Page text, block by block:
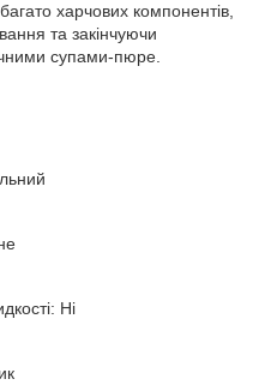
харчових компонентів,
та закінчуючи
супами-пюре.
Ні